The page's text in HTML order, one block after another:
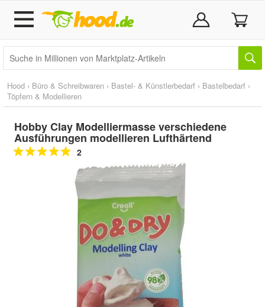
Hood › Büro & Schreibwaren › Bastel- & Künstlerbedarf › Bastelbedarf ›
Töpfern & Modellieren
Hobby Clay Modelliermasse verschiedene
Ausführungen modellieren Lufthärtend
2